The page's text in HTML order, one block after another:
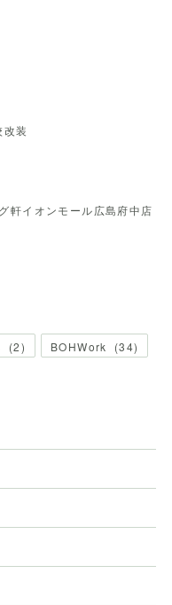
装
軒イオンモール広島府中店
(2) BOHWork (34)